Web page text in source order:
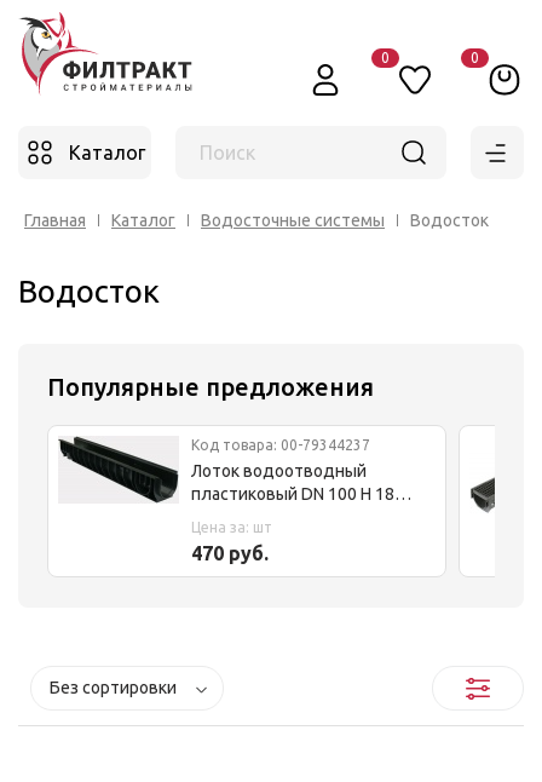
0 0
Каталог Поиск
Главная Каталог Водосточные системы Водосток
Водосток
Популярные предложения
Код товара: 00-79344237
Лоток водоотводный
пластиковый DN 100 H 180
Цена за: шт
470 руб.
Без сортировки